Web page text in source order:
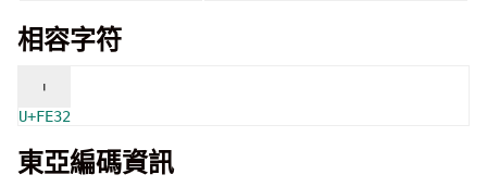
相容字符
︲
U+FE32
東亞編碼資訊